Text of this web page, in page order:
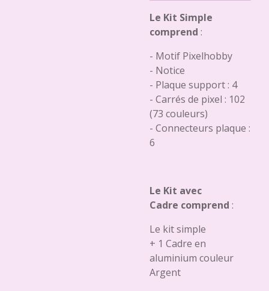
Le Kit Simple
comprend :
- Motif Pixelhobby
- Notice
- Plaque support : 4
- Carrés de pixel : 102
(73 couleurs)
- Connecteurs plaque :
6
Le Kit avec
Cadre comprend :
Le kit simple
+ 1 Cadre en
aluminium couleur
Argent